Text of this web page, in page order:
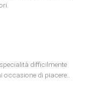
difficilmente
di piacere..